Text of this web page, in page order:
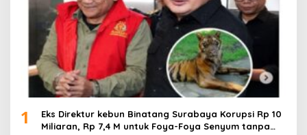
1
Eks Direktur kebun Binatang Surabaya Korupsi Rp 10
Miliaran, Rp 7,4 M untuk Foya-Foya Senyum tanpa